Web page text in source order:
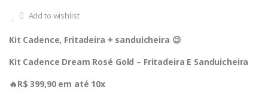
Add to wishlist
Kit Cadence, Fritadeira + sanduicheira 😉
Kit Cadence Dream Rosé Gold – Fritadeira E Sanduicheira
🔥R$ 399,90 em até 10x